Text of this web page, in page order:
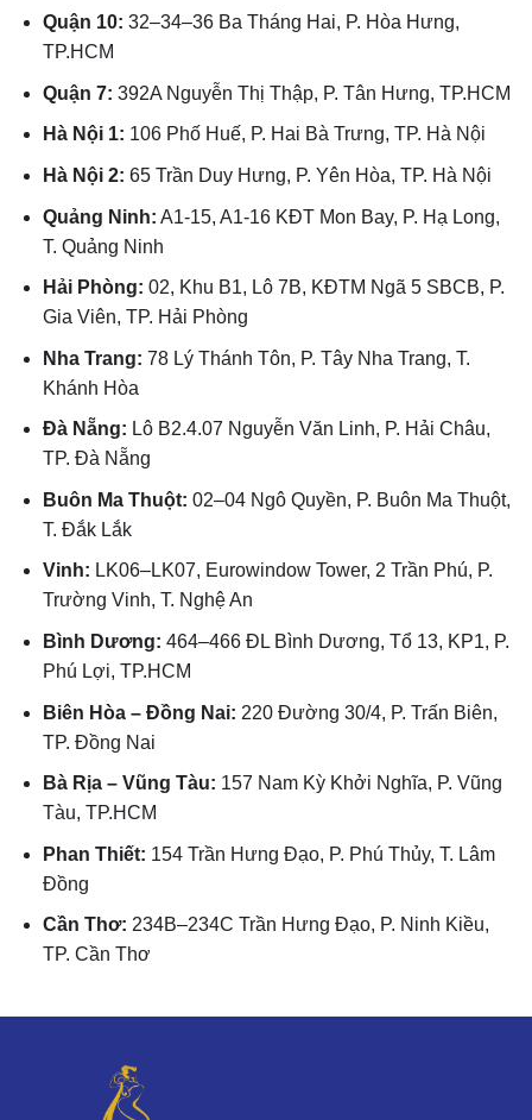
Quận 10: 32–34–36 Ba Tháng Hai, P. Hòa Hưng,
TP.HCM
Quận 7: 392A Nguyễn Thị Thập, P. Tân Hưng, TP.HCM
Hà Nội 1: 106 Phố Huế, P. Hai Bà Trưng, TP. Hà Nội
Hà Nội 2: 65 Trần Duy Hưng, P. Yên Hòa, TP. Hà Nội
Quảng Ninh: A1-15, A1-16 KĐT Mon Bay, P. Hạ Long,
T. Quảng Ninh
Hải Phòng: 02, Khu B1, Lô 7B, KĐTM Ngã 5 SBCB, P.
Gia Viên, TP. Hải Phòng
Nha Trang: 78 Lý Thánh Tôn, P. Tây Nha Trang, T.
Khánh Hòa
Đà Nẵng: Lô B2.4.07 Nguyễn Văn Linh, P. Hải Châu,
TP. Đà Nẵng
Buôn Ma Thuột: 02–04 Ngô Quyền, P. Buôn Ma Thuột,
T. Đắk Lắk
Vinh: LK06–LK07, Eurowindow Tower, 2 Trần Phú, P.
Trường Vinh, T. Nghệ An
Bình Dương: 464–466 ĐL Bình Dương, Tổ 13, KP1, P.
Phú Lợi, TP.HCM
Biên Hòa – Đồng Nai: 220 Đường 30/4, P. Trấn Biên,
TP. Đồng Nai
Bà Rịa – Vũng Tàu: 157 Nam Kỳ Khởi Nghĩa, P. Vũng
Tàu, TP.HCM
Phan Thiết: 154 Trần Hưng Đạo, P. Phú Thủy, T. Lâm
Đồng
Cần Thơ: 234B–234C Trần Hưng Đạo, P. Ninh Kiều,
TP. Cần Thơ